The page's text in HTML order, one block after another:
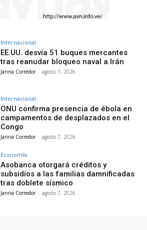
Internacional
EE.UU. desvía 51 buques mercantes
tras reanudar bloqueo naval a Irán
Janna Corredor - agosto 7, 2026
Internacional
ONU confirma presencia de ébola en
campamentos de desplazados en el
Congo
Janna Corredor - agosto 7, 2026
Economía
Asobanca otorgará créditos y
subsidios a las familias damnificadas
tras doblete sísmico
Janna Corredor - agosto 7, 2026